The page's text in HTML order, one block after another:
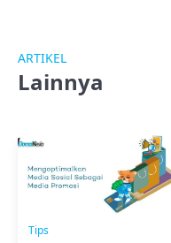
ARTIKEL
Lainnya
Tips